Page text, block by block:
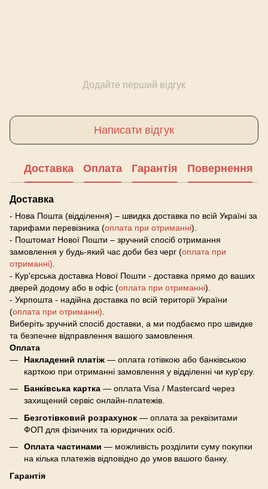
Додайте перший відгук
Написати відгук
Доставка Оплата Гарантія Повернення
Доставка
- Нова Пошта (відділення) – швидка доставка по всій Україні за
тарифами перевізника (оплата при отриманні).
- Поштомат Нової Пошти – зручний спосіб отримання
замовлення у будь-який час доби без черг (оплата при
отриманні)
- Кур'єрська доставка Нової Пошти - доставка прямо до ваших
дверей додому або в офіс (оплата при отриманні).
- Укрпошта - надійна доставка по всій території України
(оплата при отриманні)
Виберіть зручний спосіб доставки, а ми подбаємо про швидке
та безпечне відправлення вашого замовлення.
Оплата
Накладений платіж — оплата готівкою або банківською
карткою при отриманні замовлення у відділенні чи кур'єру.
Банківська картка — оплата Visa / Mastercard через
захищений сервіс онлайн-платежів.
Безготівковий розрахунок — оплата за реквізитами
ФОП для фізичних та юридичних осіб.
Оплата частинами — можливість розділити суму покупки
на кілька платежів відповідно до умов вашого банку.
Гарантія